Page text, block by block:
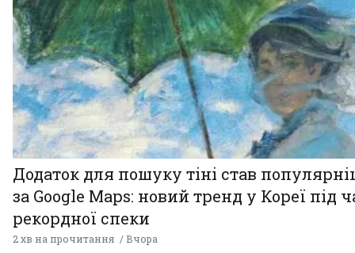
Додаток для пошуку тіні став
за Google Maps: новий тренд у Кореї під
рекордної спеки
2 хв на прочитання Вчора